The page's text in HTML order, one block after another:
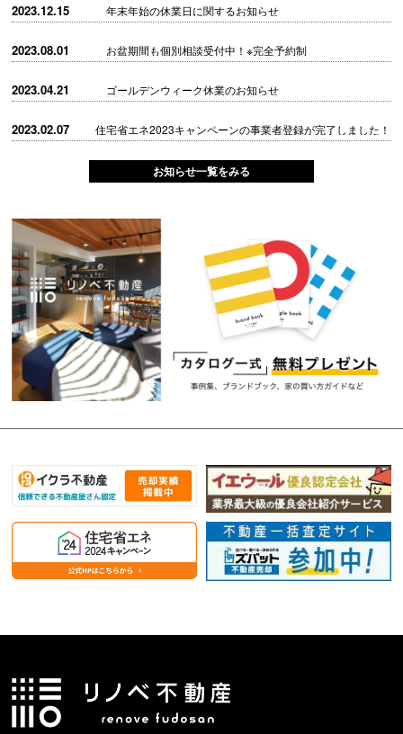
2023.12.15 年末年始の休業日に関するお知らせ
2023.08.01 お盆期間も個別相談受付中！※完全予約制
2023.04.21 ゴールデンウィーク休業のお知らせ
2023.02.07 住宅省エネ2023キャンペーンの事業者登録が完了しました！
お知らせ一覧をみる